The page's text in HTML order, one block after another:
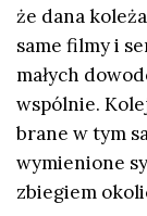
że dana
same filmy i
małych
wspólnie.
brane w tym
wymienione
zbiegiem